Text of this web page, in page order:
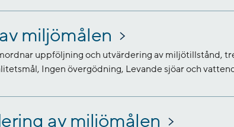
miljömålen
uppföljning och utvärdering av miljötillstånd,
Ingen övergödning, Levande sjöar och
av miljömålen